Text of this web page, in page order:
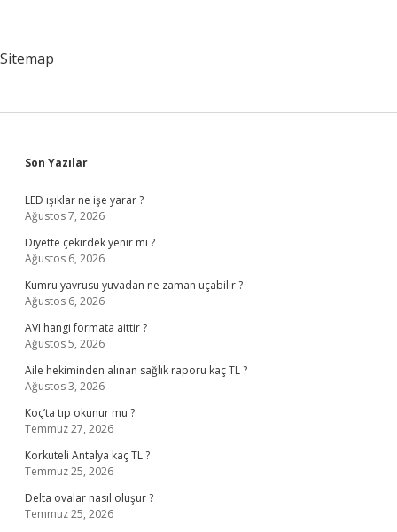
Sitemap
Sidebar
Son Yazılar
LED ışıklar ne işe yarar ?
Ağustos 7, 2026
Diyette çekirdek yenir mi ?
Ağustos 6, 2026
Kumru yavrusu yuvadan ne zaman uçabilir ?
Ağustos 6, 2026
AVI hangi formata aittir ?
Ağustos 5, 2026
Aile hekiminden alınan sağlık raporu kaç TL ?
Ağustos 3, 2026
Koç’ta tıp okunur mu ?
Temmuz 27, 2026
Korkuteli Antalya kaç TL ?
Temmuz 25, 2026
Delta ovalar nasıl oluşur ?
Temmuz 25, 2026